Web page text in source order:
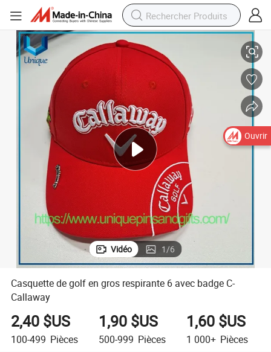
Casquette de golf en gros respirante 6 avec badge C-Callaway
Vidéo 1/6
Casquette de golf en gros respirante 6 avec badge C-
Callaway
2,40 $US
100-499 Pièces
1,90 $US
500-999 Pièces
1,60 $US
1 000+ Pièces
Ouvrir